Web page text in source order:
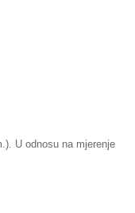
U odnosu na mjerenje